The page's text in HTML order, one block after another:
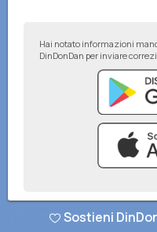
Hai notato informazioni
DinDonDan per inviare
© DinDonDan App 2026–
Sostieni